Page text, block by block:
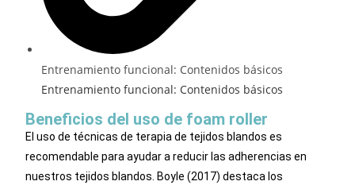
Entrenamiento funcional: Contenidos básicos
Entrenamiento funcional: Contenidos básicos
Beneficios del uso de foam roller
El uso de técnicas de terapia de tejidos blandos es
recomendable para ayudar a reducir las adherencias en
nuestros tejidos blandos. Boyle (2017) destaca los